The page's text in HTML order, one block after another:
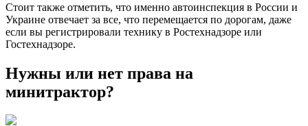
Стоит также отметить, что именно автоинспекция в России и
Украине отвечает за все, что перемещается по дорогам, даже
если вы регистрировали технику в Ростехнадзоре или
Гостехнадзоре.
Нужны или нет права на
минитрактор?